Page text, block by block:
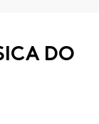
DO